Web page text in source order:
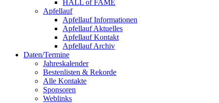
HALL of FAME
Apfellauf
Apfellauf Informationen
Apfellauf Aktuelles
Apfellauf Kontakt
Apfellauf Archiv
Daten/Termine
Jahreskalender
Bestenlisten & Rekorde
Alle Kontakte
Sponsoren
Weblinks